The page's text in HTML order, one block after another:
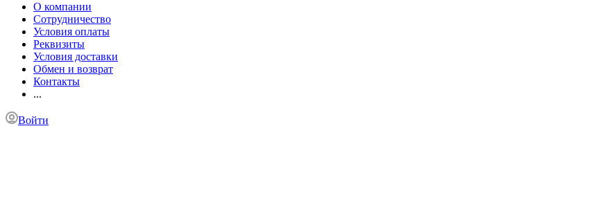
О компании
Сотрудничество
Условия оплаты
Реквизиты
Условия доставки
Обмен и возврат
Контакты
...
Войти